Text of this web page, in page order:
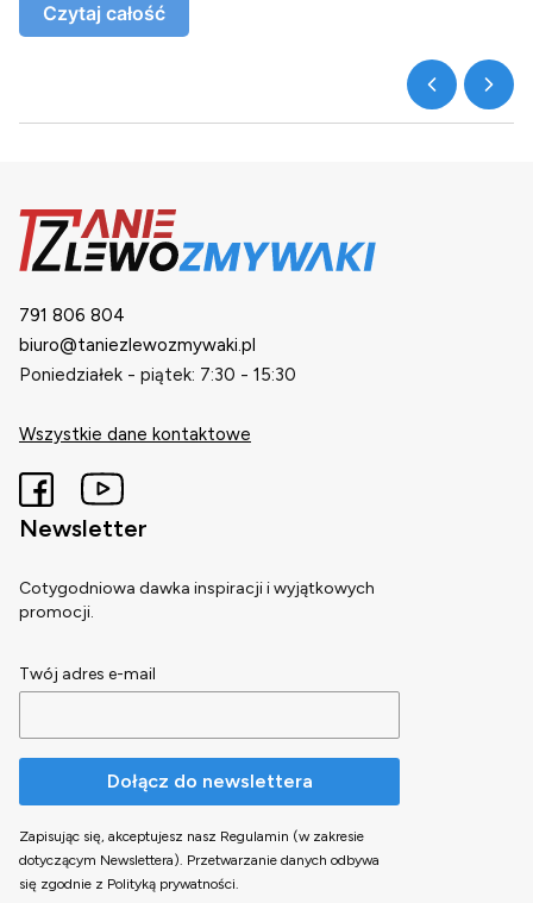
Czytaj całość
791 806 804
biuro@taniezlewozmywaki.pl
Poniedziałek - piątek: 7:30 - 15:30
Wszystkie dane kontaktowe
Newsletter
Cotygodniowa dawka inspiracji i wyjątkowych
promocji.
Twój adres e-mail
Dołącz do newslettera
Zapisując się, akceptujesz nasz Regulamin (w zakresie
dotyczącym Newslettera). Przetwarzanie danych odbywa
się zgodnie z Polityką prywatności.